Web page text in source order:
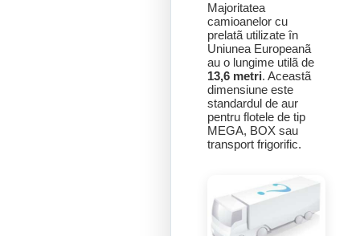
Majoritatea
camioanelor cu
prelatã utilizate în
Uniunea Europeanã
au o lungime utilã de
13,6 metri. Aceastã
dimensiune este
standardul de aur
pentru flotele de tip
MEGA, BOX sau
transport frigorific.